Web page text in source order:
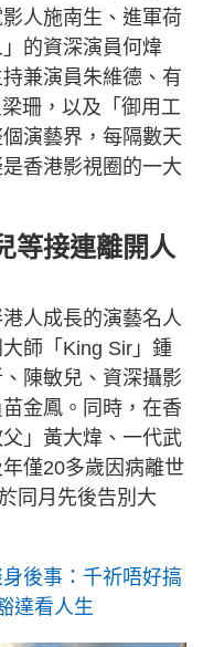
人施南生、進軍荷
的資深演員何煒
兼演員朱維德、有
珊，以及「御用工
演藝界，每隔數天
香港影視圈的一大
等接連離開人
人成長的演藝名人
師「King Sir」鍾
陳敏兒、資深攝影
金鳳。同時，在香
」黃大煒、一代武
僅20多歲因病離世
同月先後告別大
後事：千祈唔好搞
達看人生